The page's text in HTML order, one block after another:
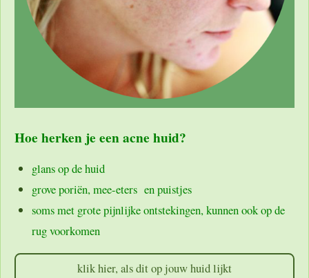
Hoe herken je een acne huid?
glans op de huid
grove poriën, mee-eters en puistjes
soms met grote pijnlijke ontstekingen, kunnen ook op de
rug voorkomen
klik hier, als dit op jouw huid lijkt